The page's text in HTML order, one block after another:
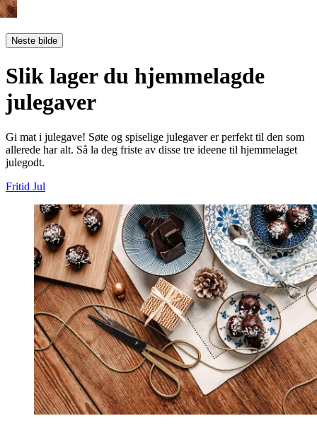
Neste bilde
Slik lager du hjemmelagde
julegaver
Gi mat i julegave! Søte og spiselige julegaver er perfekt til den som
allerede har alt. Så la deg friste av disse tre ideene til hjemmelaget
julegodt.
Fritid Jul